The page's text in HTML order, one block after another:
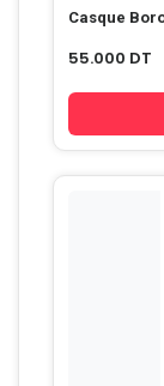
Casque
55.000 DT